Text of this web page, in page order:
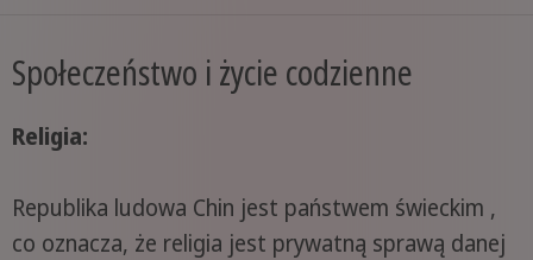
Społeczeństwo i życie codzienne
Religia:
Republika ludowa Chin jest państwem świeckim ,
co oznacza, że religia jest prywatną sprawą danej